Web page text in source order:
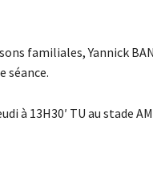
familiales, Yannick
séance.
à 13H30′ TU au stade